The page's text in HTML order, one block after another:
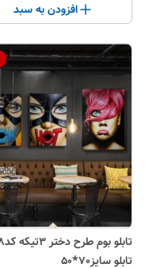
افزودن به سبد
تابلو سایز70*50